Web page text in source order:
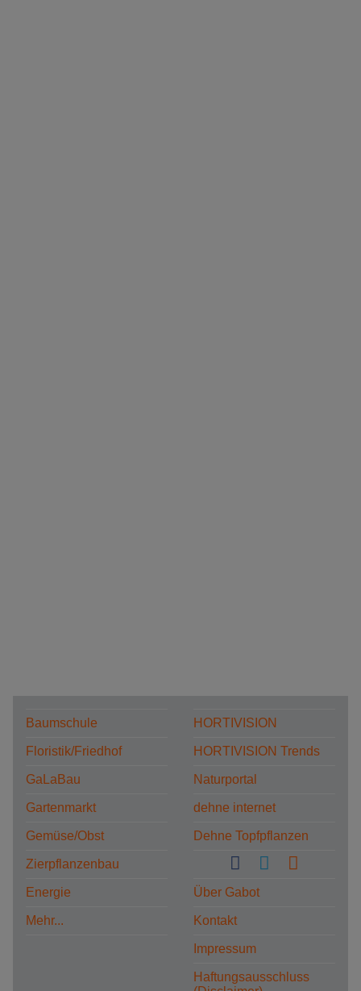
Baumschule
Floristik/Friedhof
GaLaBau
Gartenmarkt
Gemüse/Obst
Zierpflanzenbau
Energie
Mehr...
HORTIVISION
HORTIVISION Trends
Naturportal
dehne internet
Dehne Topfpflanzen
Über Gabot
Kontakt
Impressum
Haftungsausschluss